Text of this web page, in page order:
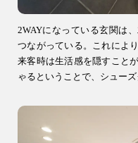
2WAYになっている玄関は
つながっている。これによ
来客時は生活感を隠すこと
ゃるということで、シューズ